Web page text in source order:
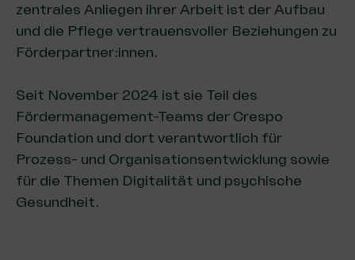
zentrales Anliegen ihrer Arbeit ist der Aufbau
und die Pflege vertrauensvoller Beziehungen zu
Förderpartner:innen.
Seit November 2024 ist sie Teil des
Fördermanagement-Teams der Crespo
Foundation und dort verantwortlich für
Prozess- und Organisationsentwicklung sowie
für die Themen Digitalität und psychische
Gesundheit.